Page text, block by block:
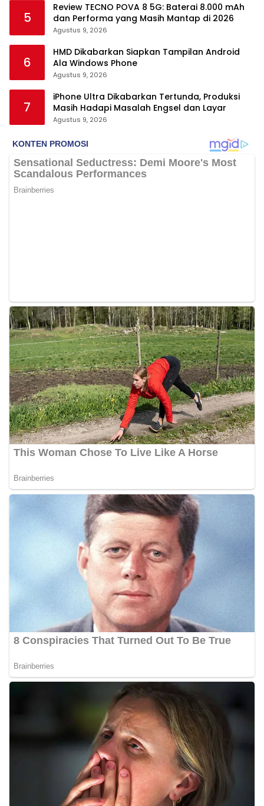
5
Review TECNO POVA 8 5G: Baterai 8.000 mAh
dan Performa yang Masih Mantap di 2026
Agustus 9, 2026
6
HMD Dikabarkan Siapkan Tampilan Android
Ala Windows Phone
Agustus 9, 2026
7
iPhone Ultra Dikabarkan Tertunda, Produksi
Masih Hadapi Masalah Engsel dan Layar
Agustus 9, 2026